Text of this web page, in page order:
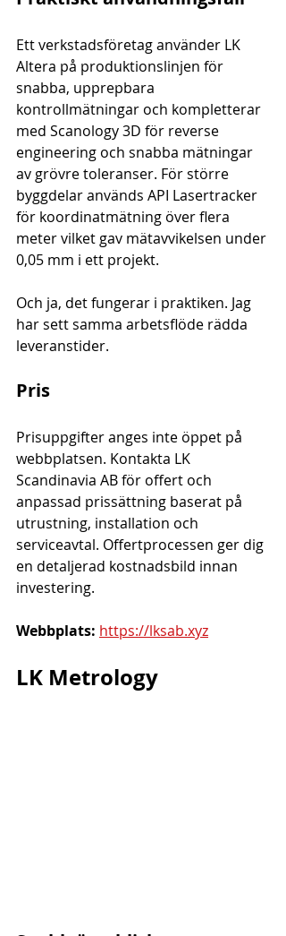
Ett verkstadsföretag använder LK
Altera på produktionslinjen för
snabba, upprepbara
kontrollmätningar och kompletterar
med Scanology 3D för reverse
engineering och snabba mätningar
av grövre toleranser. För större
byggdelar används API Lasertracker
för koordinatmätning över flera
meter vilket gav mätavvikelsen under
0,05 mm i ett projekt.
Och ja, det fungerar i praktiken. Jag
har sett samma arbetsflöde rädda
leveranstider.
Pris
Prisuppgifter anges inte öppet på
webbplatsen. Kontakta LK
Scandinavia AB för offert och
anpassad prissättning baserat på
utrustning, installation och
serviceavtal. Offertprocessen ger dig
en detaljerad kostnadsbild innan
investering.
Webbplats: https://lksab.xyz
LK Metrology